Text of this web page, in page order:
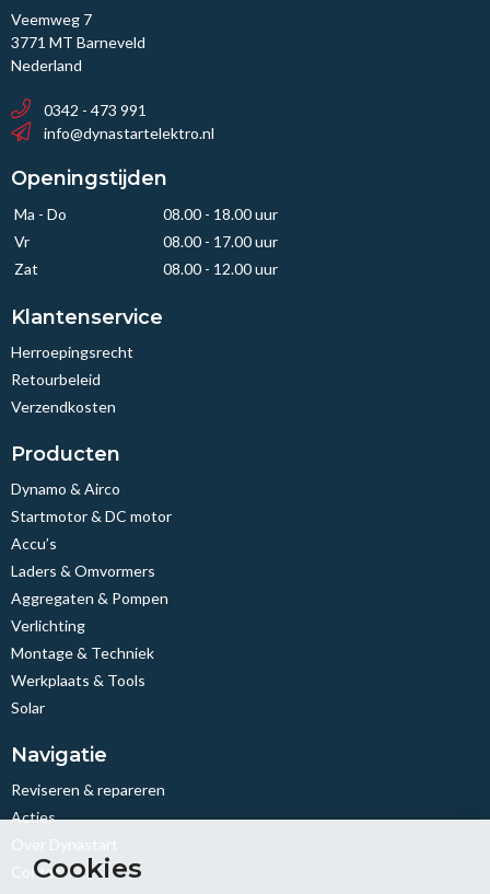
Cookies
Veemweg 7
3771 MT Barneveld
Nederland
0342 - 473 991
info@dynastartelektro.nl
Openingstijden
Ma - Do
08.00 - 18.00 uur
Vr
08.00 - 17.00 uur
Zat
08.00 - 12.00 uur
Klantenservice
Herroepingsrecht
Retourbeleid
Verzendkosten
Producten
Dynamo & Airco
Startmotor & DC motor
Accu’s
Laders & Omvormers
Aggregaten & Pompen
Verlichting
Montage & Techniek
Werkplaats & Tools
Solar
Navigatie
Reviseren & repareren
Acties
Contact